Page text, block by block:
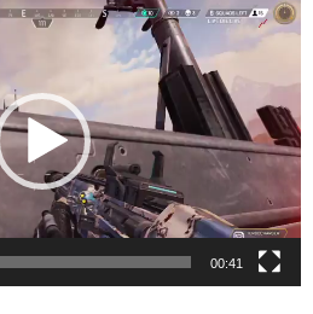
00:41